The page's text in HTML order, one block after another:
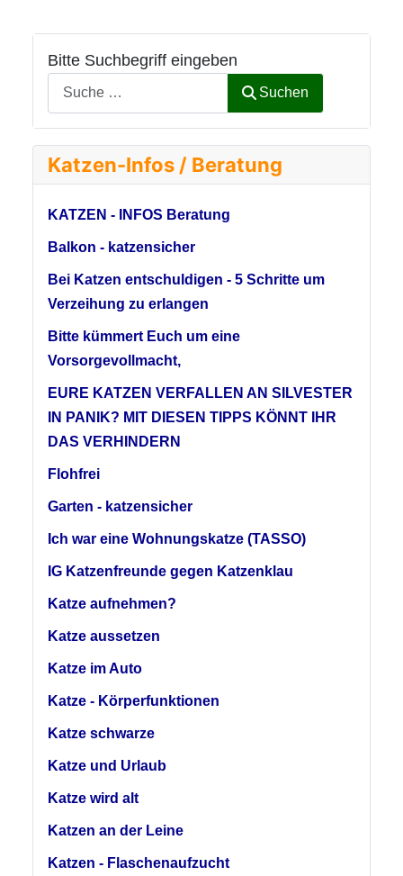
Bitte Suchbegriff eingeben
Suchen
Katzen-Infos / Beratung
KATZEN - INFOS Beratung
Balkon - katzensicher
Bei Katzen entschuldigen - 5 Schritte um
Verzeihung zu erlangen
Bitte kümmert Euch um eine
Vorsorgevollmacht,
EURE KATZEN VERFALLEN AN SILVESTER
IN PANIK? MIT DIESEN TIPPS KÖNNT IHR
DAS VERHINDERN
Flohfrei
Garten - katzensicher
Ich war eine Wohnungskatze (TASSO)
IG Katzenfreunde gegen Katzenklau
Katze aufnehmen?
Katze aussetzen
Katze im Auto
Katze - Körperfunktionen
Katze schwarze
Katze und Urlaub
Katze wird alt
Katzen an der Leine
Katzen - Flaschenaufzucht